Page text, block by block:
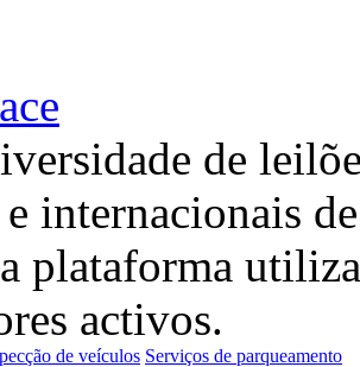
de
e internacionais
plataforma
activos.
de veículos Serviços de parqueamento